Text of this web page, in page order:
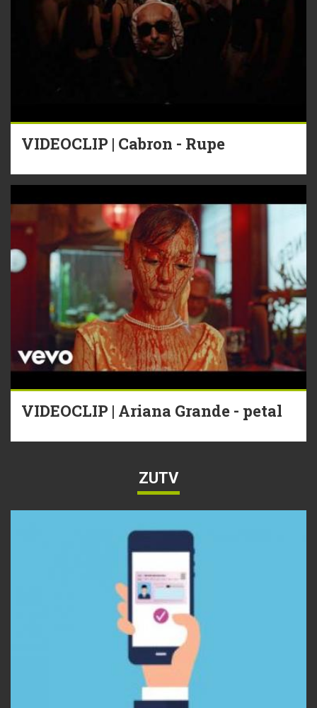
VIDEOCLIP | Cabron - Rupe
VIDEOCLIP | Ariana Grande - petal
ZUTV